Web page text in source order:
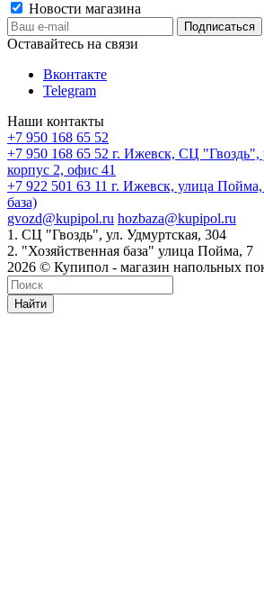
Новости магазина
Оставайтесь на связи
Вконтакте
Telegram
Наши контакты
+7 950 168 65 52
+7 950 168 65 52 г. Ижевск, СЦ "Гвоздь",
корпус 2, офис 41
+7 922 501 63 11 г. Ижевск, улица Пойма,
база)
gvozd@kupipol.ru hozbaza@kupipol.ru
1. СЦ "Гвоздь", ул. Удмуртская, 304
2. "Хозяйственная база" улица Пойма, 7
2026 © Купипол - магазин напольных
Найти